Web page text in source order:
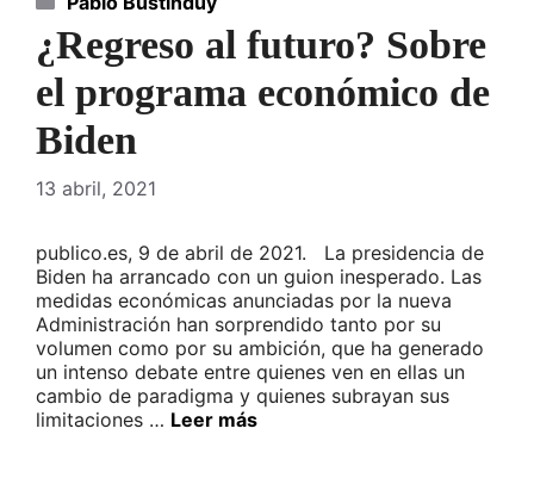
¿Regreso al futuro? Sobre
el programa económico de
Biden
13 abril, 2021
publico.es, 9 de abril de 2021. La presidencia de
Biden ha arrancado con un guion inesperado. Las
medidas económicas anunciadas por la nueva
Administración han sorprendido tanto por su
volumen como por su ambición, que ha generado
un intenso debate entre quienes ven en ellas un
cambio de paradigma y quienes subrayan sus
limitaciones … Leer más